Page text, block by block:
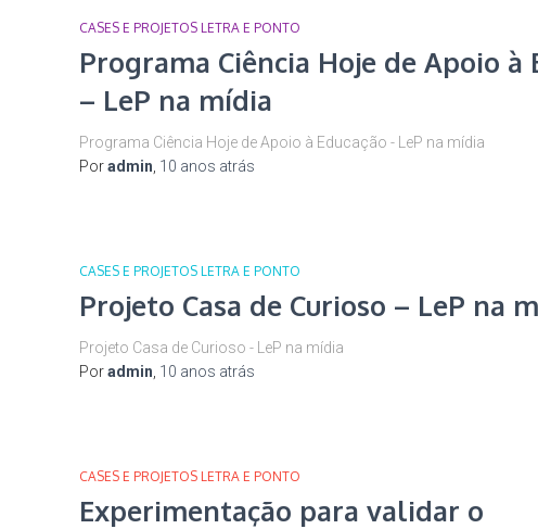
CASES E PROJETOS LETRA E PONTO
Programa Ciência Hoje de Apoio à
– LeP na mídia
Programa Ciência Hoje de Apoio à Educação - LeP na mídia
Poradmin 10 anos atrás
CASES E PROJETOS LETRA E PONTO
Projeto Casa de Curioso – LeP na
Projeto Casa de Curioso - LeP na mídia
Poradmin 10 anos atrás
CASES E PROJETOS LETRA E PONTO
Experimentação para validar o